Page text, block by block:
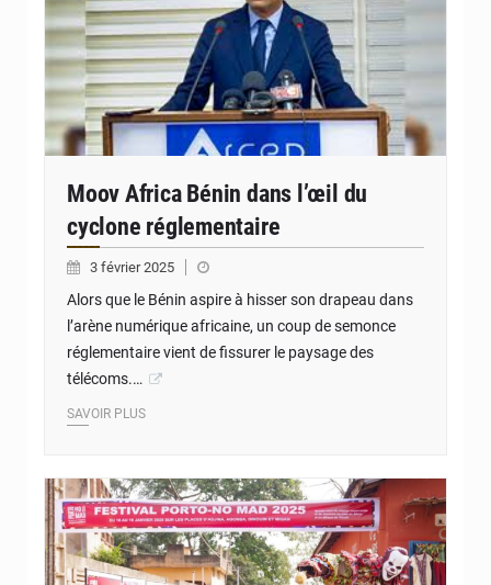
Moov Africa Bénin dans l’œil du
cyclone réglementaire
3 février 2025
Alors que le Bénin aspire à hisser son drapeau dans
l’arène numérique africaine, un coup de semonce
réglementaire vient de fissurer le paysage des
télécoms.…
SAVOIR PLUS